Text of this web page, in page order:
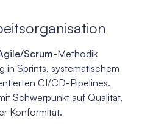
Scrum-Methodik
in Sprints, systematischem
CI/CD-Pipelines.
Schwerpunkt auf Qualität,
Konformität.